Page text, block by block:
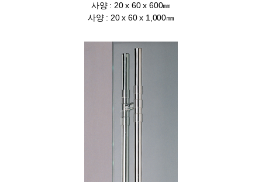
사양 : 20 x 60 x 600㎜
사양 : 20 x 60 x 1,000㎜